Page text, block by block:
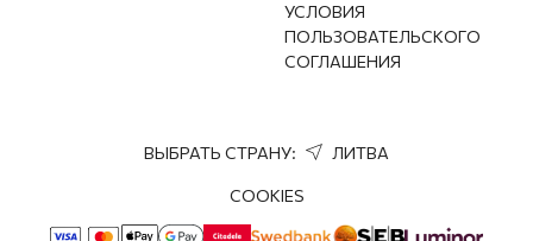
УСЛОВИЯ
ПОЛЬЗОВАТЕЛЬСКОГО
СОГЛАШЕНИЯ
ВЫБРАТЬ СТРАНУ: ЛИТВА
COOKIES